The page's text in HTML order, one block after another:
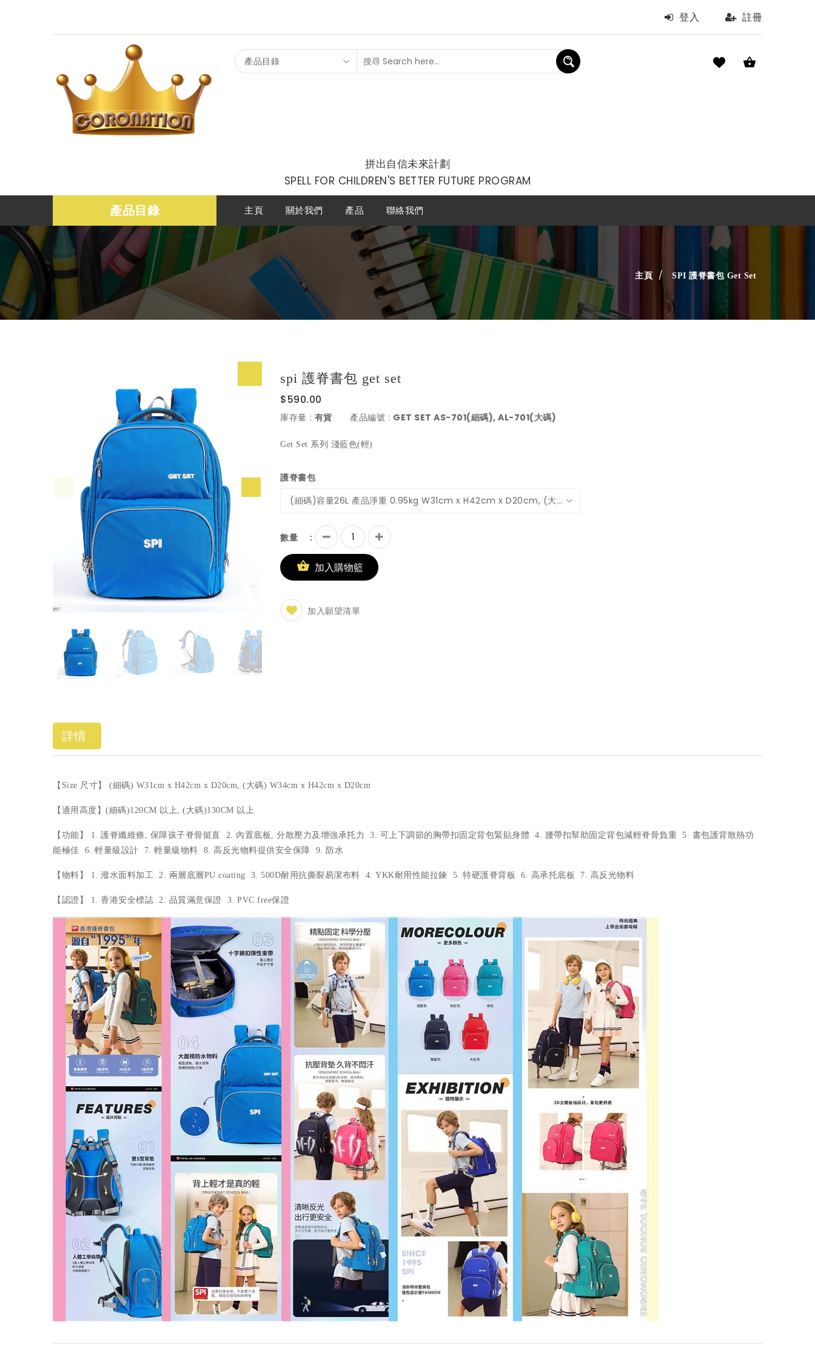
登入 註冊
產品目錄
拼出自信未來計劃
SPELL FOR CHILDREN'S BETTER FUTURE PROGRAM
產品目錄 主頁 關於我們 產品 聯絡我們
主頁 SPI 護脊書包 Get Set
spi 護脊書包 get set
$590.00
庫存量 : 有貨 產品編號 : GET SET AS-701(細碼), AL-701(大碼)
Get Set 系列 淺藍色(輕)
護脊書包
數量 :
加入購物籃
加入願望清單
詳情
【Size 尺寸】 (細碼) W31cm x H42cm x D20cm, (大碼) W34cm x H42cm x D20cm
【適用高度】(細碼)120CM 以上, (大碼)130CM 以上
【功能】 1. 護脊纖維條, 保障孩子脊骨挺直 2. 內置底板, 分散壓力及增強承托力 3. 可上下調節的胸帶扣固定背包緊貼身體 4. 腰帶扣幫助固定背包減輕脊骨負重 5. 書包護背散熱功
能極佳 6. 輕量級設計 7. 輕量級物料 8. 高反光物料提供安全保障 9. 防水
【物料】 1. 潑水面料加工 2. 兩層底層PU coating 3. 500D耐用抗撕裂易潔布料 4. YKK耐用性能拉鍊 5. 特硬護脊背板 6. 高承托底板 7. 高反光物料
【認證】 1. 香港安全標誌 2. 品質滿意保證 3. PVC free保證